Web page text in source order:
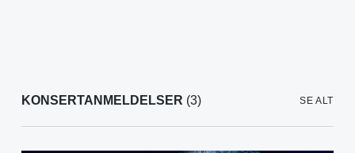
KONSERTANMELDELSER (3) SE ALT